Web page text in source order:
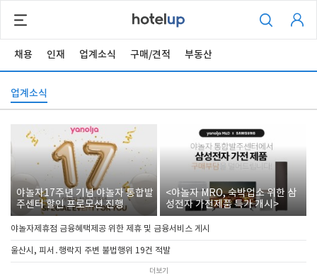
채용 인재 업계소식 구매/견적 부동산
업계소식
야놀자17주년 기념 야놀자 통합발
주센터 할인 프로모션 진행
<야놀자 MRO, 숙박업소 위한 삼
성전자 가전제품 특가 개시>
야놀자제휴점 금융혜택제공 위한 제휴 및 금융서비스 게시
울산시, 피서․행락지 주변 불법행위 19건 적발
더보기